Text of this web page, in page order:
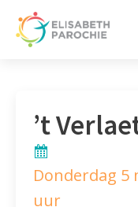
’t
Donderdag 5
uur